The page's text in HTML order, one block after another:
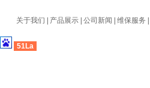
关于我们 产品展示 公司新闻 维保服务
51La